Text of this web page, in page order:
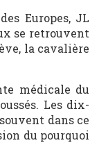
Europes, JL
se retrouvent
la cavalière
médicale du
Les dix-
dans ce
du pourquoi